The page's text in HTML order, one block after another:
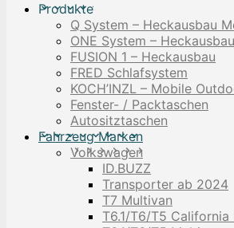
Produkte
Q System – Heckausbau
ONE System – Heckausbau
FUSION 1 – Heckausbau
FRED Schlafsystem
KOCH’INZL – Mobile
Fenster- / Packtaschen
Autositztaschen
Fahrzeug Marken
Volkswagen
ID.BUZZ
Transporter ab 2024
T7 Multivan
T6.1/T6/T5 California